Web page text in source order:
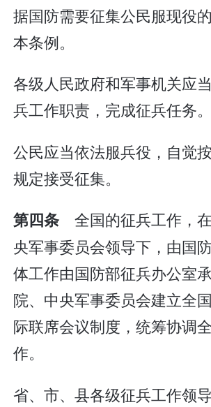
据国防需要征集公民服现役
本条例。
各级人民政府和军事机关应
兵工作职责，完成征兵任务。
公民应当依法服兵役，自觉
规定接受征集。
第四条 全国的征兵工作，
央军事委员会领导下，由国
体工作由国防部征兵办公室
院、中央军事委员会建立全
际联席会议制度，统筹协调
作。
省、市、县各级征兵工作领